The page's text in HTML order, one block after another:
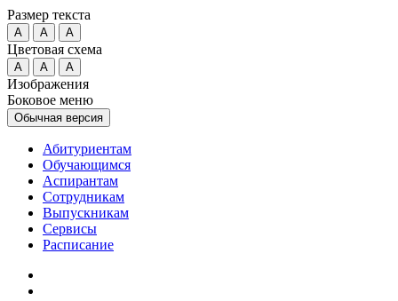
Размер текста
A A A
Цветовая схема
A A A
Изображения
Боковое меню
Обычная версия
Абитуриентам
Обучающимся
Аспирантам
Сотрудникам
Выпускникам
Сервисы
Расписание